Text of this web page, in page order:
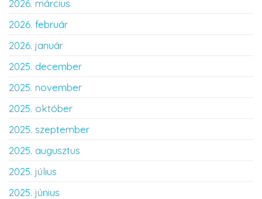
2026. március
2026. február
2026. január
2025. december
2025. november
2025. október
2025. szeptember
2025. augusztus
2025. július
2025. június